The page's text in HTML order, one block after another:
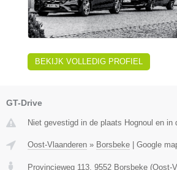
BEKIJK VOLLEDIG PROFIEL
GT-Drive
Niet gevestigd in de plaats Hognoul en in
Oost-Vlaanderen » Borsbeke Google
Provincieweg 113, 9552 Borsbeke (Oost-